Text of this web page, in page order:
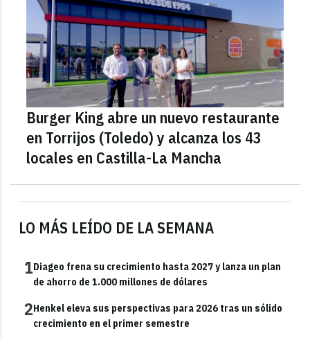
LO MÁS LEÍDO DE LA SEMANA
1Diageo frena su crecimiento hasta 2027 y lanza un plan
de ahorro de 1.000 millones de dólares
2Henkel eleva sus perspectivas para 2026 tras un sólido
crecimiento en el primer semestre
Burger King abre un nuevo restaurante
en Torrijos (Toledo) y alcanza los 43
locales en Castilla-La Mancha